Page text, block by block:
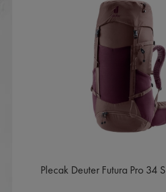
Plecak Deuter Futura Pro 34